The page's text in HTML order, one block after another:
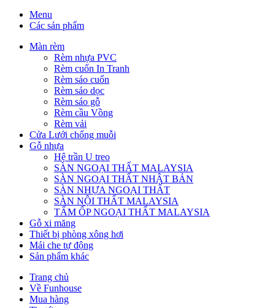
Menu
Các sản phẩm
Màn rèm
Rèm nhựa PVC
Rèm cuốn In Tranh
Rèm sáo cuốn
Rèm sáo dọc
Rèm sáo gỗ
Rèm cầu Vồng
Rèm vải
Cửa Lưới chống muỗi
Gỗ nhựa
Hệ trần U treo
SÀN NGOẠI THẤT MALAYSIA
SÀN NGOẠI THẤT NHẬT BẢN
SÀN NHỰA NGOẠI THẤT
SÀN NỘI THẤT MALAYSIA
TẤM ỐP NGOẠI THẤT MALAYSIA
Gỗ xi măng
Thiết bị phòng xông hơi
Mái che tự động
Sản phẩm khác
Trang chủ
Về Funhouse
Mua hàng